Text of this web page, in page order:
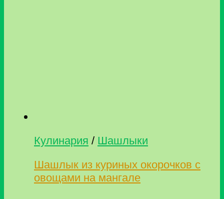
Кулинария / Шашлыки
Шашлык из куриных окорочков с
овощами на мангале